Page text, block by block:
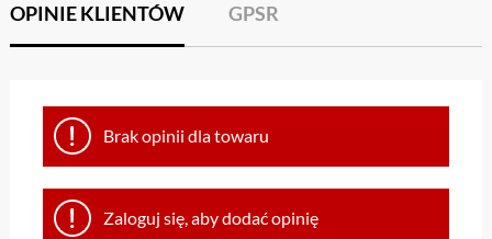
OPINIE KLIENTÓW GPSR
Brak opinii dla towaru
Zaloguj się, aby dodać opinię